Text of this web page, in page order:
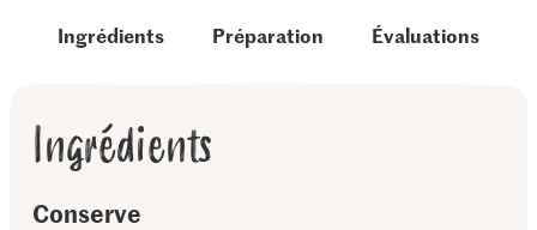
Ingrédients Préparation Évaluations
Ingrédients
Conserve